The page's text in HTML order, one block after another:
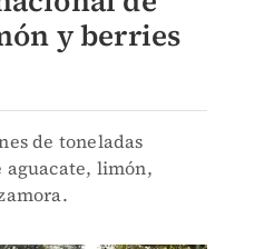
y berries
de toneladas
aguacate, limón,